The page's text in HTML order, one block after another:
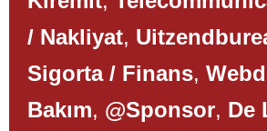
/ Nakliyat,
Sigorta / Finans,
Bakım, @Sponsor, De